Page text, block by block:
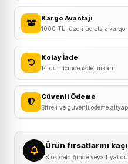
Çantası
9L
Koyu
Kum
adet
Kargo Avantajı
1000 TL. üzeri ücretsiz kargo
Kolay İade
14 gün içinde iade imkanı
Güvenli Ödeme
Şifreli ve güvenli ödeme
Ürün fırsatlarını
Stok geldiğinde veya fiyat